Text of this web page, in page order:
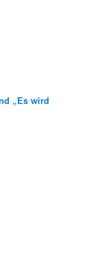
„Es wird